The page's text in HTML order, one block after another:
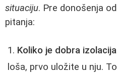
situaciju. Pre donošenja
pitanja:
Koliko je dobra
loša, prvo uložite u nju.